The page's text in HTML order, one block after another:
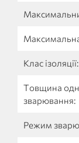
Клас ізоляції:
Товщина
зварювання:
Режим